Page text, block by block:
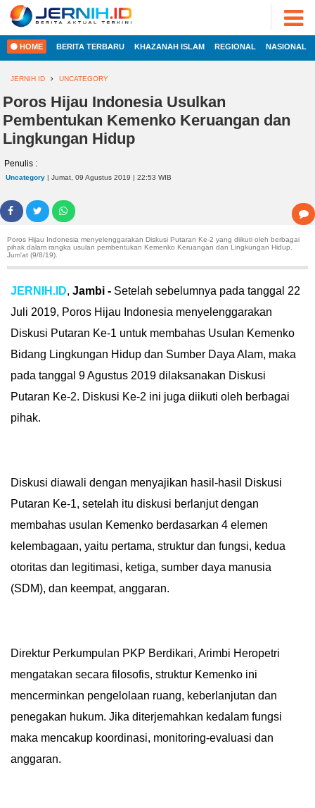
HOME
REGIONAL
INTERNASIONAL
EKOBIS
POLITIK
HUKUM
KHAZANAH
OTOMOTIF
OLAHRAGA
HIBURAN
IN
OPINI
INFOGRAFIS
ADVERTORIAL
FOTO
VIDEO
PESONA
JAMBI
PESONA
INDONESIA
DUNIA
HEALTH
PROPERTY
LIFESTYLE
ENTREPRENEURSHIP
2022
JERNIH.ID
•
Developed
HOME BERITA TERBARU KHAZANAH ISLAM REGIONAL NASIONAL
JERNIH ID UNCATEGORY
Poros Hijau Indonesia Usulkan
Pembentukan Kemenko Keruangan dan
Lingkungan Hidup
Penulis :
Uncategory | Jumat, 09 Agustus 2019 | 22:53 WIB
Poros Hijau Indonesia menyelenggarakan Diskusi Putaran Ke-2 yang diikuti oleh berbagai
pihak dalam rangka usulan pembentukan Kemenko Keruangan dan Lingkungan Hidup.
Jum'at (9/8/19).
JERNIH.ID, Jambi - Setelah sebelumnya pada tanggal 22
Juli 2019, Poros Hijau Indonesia menyelenggarakan
Diskusi Putaran Ke-1 untuk membahas Usulan Kemenko
Bidang Lingkungan Hidup dan Sumber Daya Alam, maka
pada tanggal 9 Agustus 2019 dilaksanakan Diskusi
Putaran Ke-2. Diskusi Ke-2 ini juga diikuti oleh berbagai
pihak.
Diskusi diawali dengan menyajikan hasil-hasil Diskusi
Putaran Ke-1, setelah itu diskusi berlanjut dengan
membahas usulan Kemenko berdasarkan 4 elemen
kelembagaan, yaitu pertama, struktur dan fungsi, kedua
otoritas dan legitimasi, ketiga, sumber daya manusia
(SDM), dan keempat, anggaran.
Direktur Perkumpulan PKP Berdikari, Arimbi Heropetri
mengatakan secara filosofis, struktur Kemenko ini
mencerminkan pengelolaan ruang, keberlanjutan dan
penegakan hukum. Jika diterjemahkan kedalam fungsi
maka mencakup koordinasi, monitoring-evaluasi dan
anggaran.